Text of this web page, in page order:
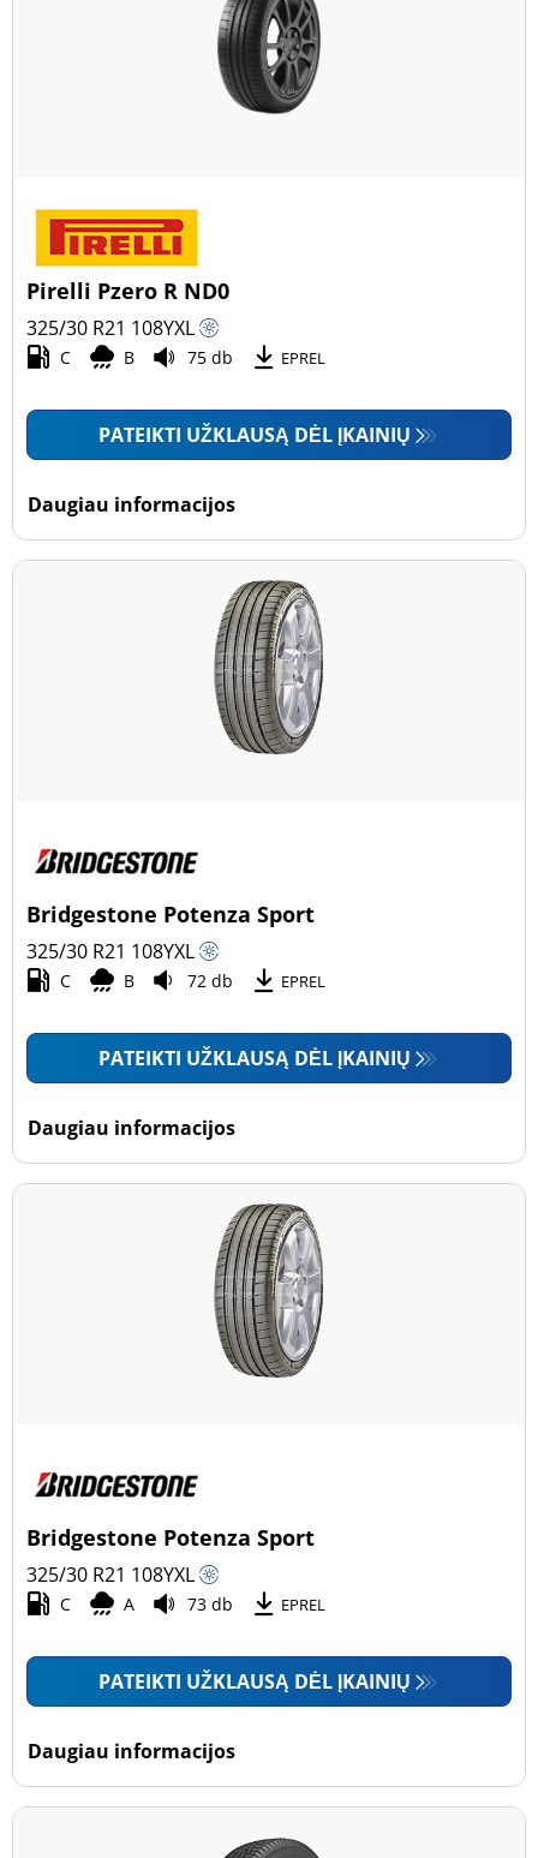
Pirelli Pzero R ND0
325/30 R21 108YXL
C B 75 db EPREL
PATEIKTI UŽKLAUSĄ DĖL ĮKAINIŲ
Daugiau informacijos
Bridgestone Potenza Sport
325/30 R21 108YXL
C B 72 db EPREL
PATEIKTI UŽKLAUSĄ DĖL ĮKAINIŲ
Daugiau informacijos
Bridgestone Potenza Sport
325/30 R21 108YXL
C A 73 db EPREL
PATEIKTI UŽKLAUSĄ DĖL ĮKAINIŲ
Daugiau informacijos